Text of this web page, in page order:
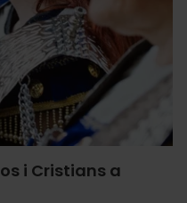
i Cristians a